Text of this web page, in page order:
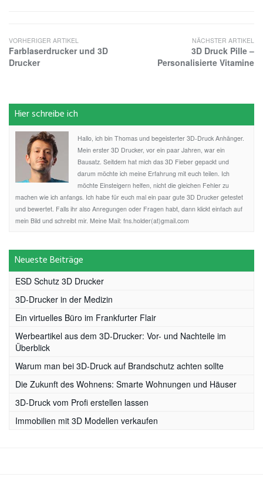
VORHERIGER ARTIKEL
Farblaserdrucker und 3D
Drucker
NÄCHSTER ARTIKEL
3D Druck Pille –
Personalisierte Vitamine
Hier schreibe ich
Hallo, ich bin Thomas und begeisterter 3D-Druck Anhänger.
Mein erster 3D Drucker, vor ein paar Jahren, war ein
Bausatz. Seitdem hat mich das 3D Fieber gepackt und
darum möchte ich meine Erfahrung mit euch teilen. Ich
möchte Einsteigern helfen, nicht die gleichen Fehler zu
machen wie ich anfangs. Ich habe für euch mal ein paar gute 3D Drucker getestet
und bewertet. Falls ihr also Anregungen oder Fragen habt, dann klickt einfach auf
mein Bild und schreibt mir. Meine Mail: fns.holder(at)gmail.com
Neueste Beiträge
ESD Schutz 3D Drucker
3D-Drucker in der Medizin
Ein virtuelles Büro im Frankfurter Flair
Werbeartikel aus dem 3D-Drucker: Vor- und Nachteile im
Überblick
Warum man bei 3D-Druck auf Brandschutz achten sollte
Die Zukunft des Wohnens: Smarte Wohnungen und Häuser
3D-Druck vom Profi erstellen lassen
Immobilien mit 3D Modellen verkaufen